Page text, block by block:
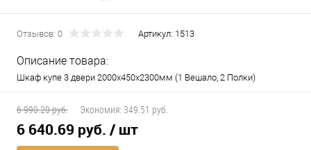
Отзывов: 0 Артикул: 1513
Описание товара:
Шкаф купе 3 двери 2000х450х2300мм (1 Вешало, 2 Полки)
6 990.20 руб. Экономия: 349.51 руб.
6 640.69 руб. / шт